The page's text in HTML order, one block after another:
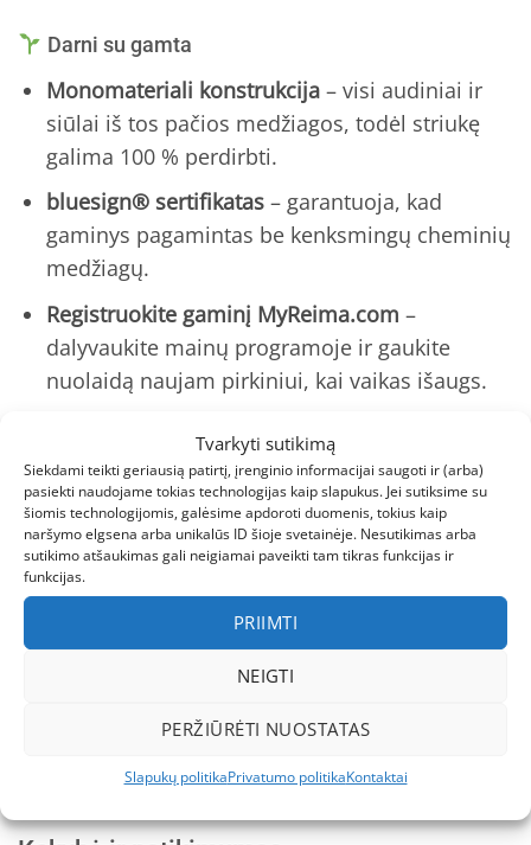
Tvarkyti sutikimą
Siekdami teikti geriausią patirtį, įrenginio informacijai saugoti ir (arba)
pasiekti naudojame tokias technologijas kaip slapukus. Jei sutiksime su
šiomis technologijomis, galėsime apdoroti duomenis, tokius kaip
naršymo elgsena arba unikalūs ID šioje svetainėje. Nesutikimas arba
sutikimo atšaukimas gali neigiamai paveikti tam tikras funkcijas ir
funkcijas.
PRIIMTI
NEIGTI
PERŽIŪRĖTI NUOSTATAS
Slapukų politikaPrivatumo politikaKontaktai
Darni su gamta
Monomateriali konstrukcija– visi audiniai ir
siūlai iš tos pačios medžiagos, todėl striukę
galima 100 % perdirbti.
bluesign® sertifikatas– garantuoja, kad
gaminys pagamintas be kenksmingų cheminių
medžiagų.
Registruokite gaminį MyReima.com –
dalyvaukite mainų programoje ir gaukite
nuolaidą naujam pirkiniui, kai vaikas išaugs.
Išmanios detalės, kurias įvertuos ir vaikas, ir
tėvai
Skipaso kišenėlė ant rankovės– slidinėjimo
kurorte nereikės ieškoti kur pasidėti kortelę.
Patogios užsegamos kišenės– šiltos rankovės
ir saugi vieta šokoladukui.
Vidinė krūtinės kišenė nuo 116 dydžio
tamsiu paros metu.